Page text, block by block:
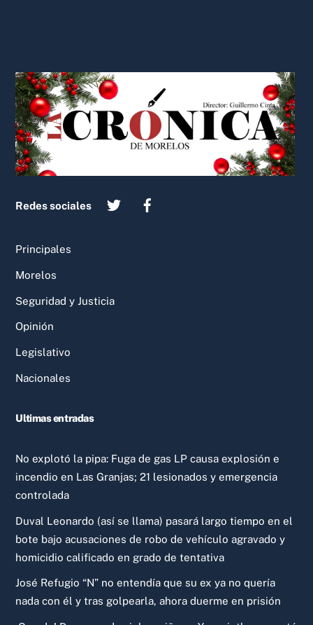
To
Top
Redes sociales
Principales
Morelos
Seguridad y Justicia
Opinión
Legislativo
Nacionales
Ultimas entradas
No explotó la pipa: Fuga de gas LP causa explosión e
incendio en Las Granjas; 21 lesionados y emergencia
controlada
Duval Leonardo (así se llama) pasará largo tiempo en el
bote bajo acusaciones de robo de vehículo agravado y
homicidio calificado en grado de tentativa
José Refugio “N” no entendía que su ex ya no quería
nada con él y tras golpearla, ahora duerme en prisión